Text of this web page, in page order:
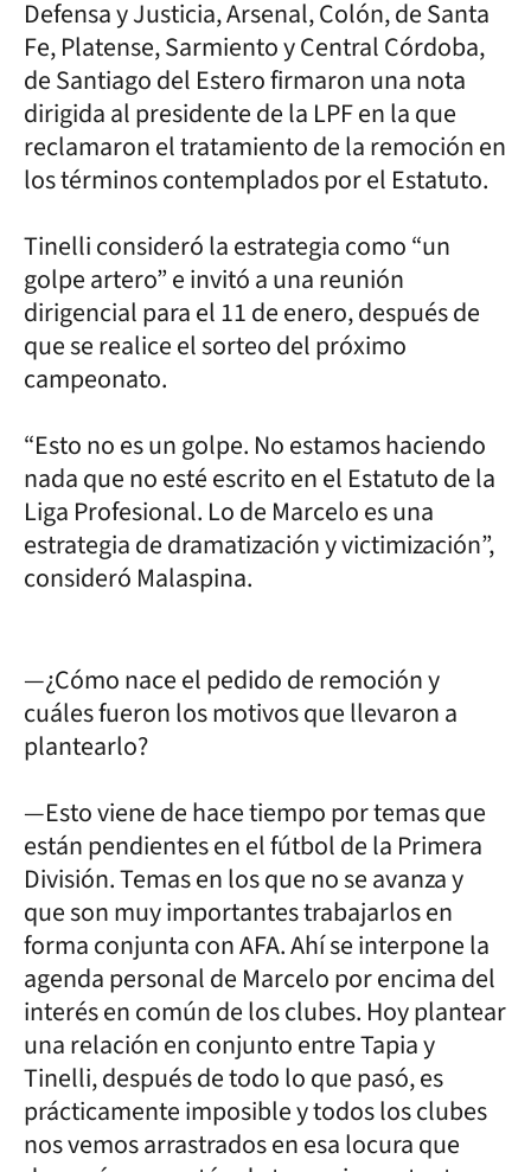
Defensa y Justicia, Arsenal, Colón, de Santa
Fe, Platense, Sarmiento y Central Córdoba,
de Santiago del Estero firmaron una nota
dirigida al presidente de la LPF en la que
reclamaron el tratamiento de la remoción en
los términos contemplados por el Estatuto.
Tinelli consideró la estrategia como “un
golpe artero” e invitó a una reunión
dirigencial para el 11 de enero, después de
que se realice el sorteo del próximo
campeonato.
“Esto no es un golpe. No estamos haciendo
nada que no esté escrito en el Estatuto de la
Liga Profesional. Lo de Marcelo es una
estrategia de dramatización y victimización”,
consideró Malaspina.
—¿Cómo nace el pedido de remoción y
cuáles fueron los motivos que llevaron a
plantearlo?
—Esto viene de hace tiempo por temas que
están pendientes en el fútbol de la Primera
División. Temas en los que no se avanza y
que son muy importantes trabajarlos en
forma conjunta con AFA. Ahí se interpone la
agenda personal de Marcelo por encima del
interés en común de los clubes. Hoy plantear
una relación en conjunto entre Tapia y
Tinelli, después de todo lo que pasó, es
prácticamente imposible y todos los clubes
nos vemos arrastrados en esa locura que